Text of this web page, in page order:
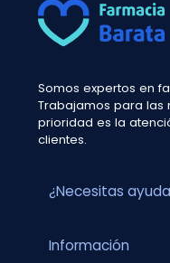
Somos expertos en
Trabajamos para las
prioridad es la
clientes.
¿Necesitas
Información